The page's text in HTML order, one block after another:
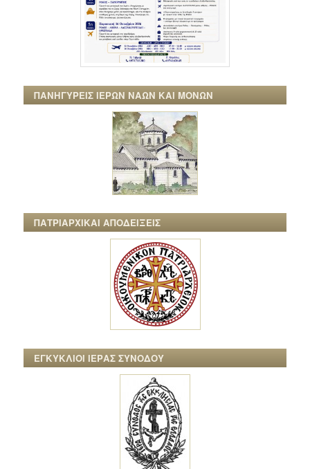
ΠΑΝΗΓΥΡΕΙΣ ΙΕΡΩΝ ΝΑΩΝ ΚΑΙ ΜΟΝΩΝ
ΠΑΤΡΙΑΡΧΙΚΑΙ ΑΠΟΔΕΙΞΕΙΣ
ΕΓΚΥΚΛΙΟΙ ΙΕΡΑΣ ΣΥΝΟΔΟΥ